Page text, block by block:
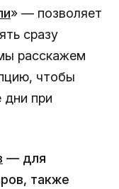
» — позволяет
сразу
расскажем
чтобы
дни при
— для
также